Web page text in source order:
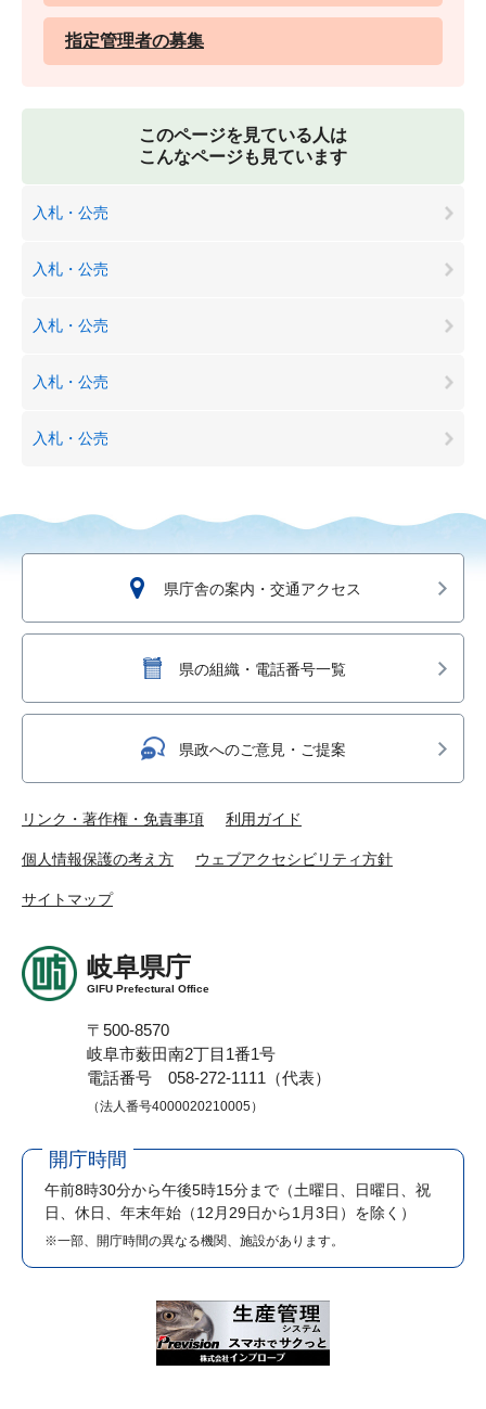
指定管理者の募集
このページを見ている人は
こんなページも見ています
入札・公売
入札・公売
入札・公売
入札・公売
入札・公売
県庁舎の案内・交通アクセス
県の組織・電話番号一覧
県政へのご意見・ご提案
リンク・著作権・免責事項 利用ガイド
個人情報保護の考え方 ウェブアクセシビリティ方針
サイトマップ
岐阜県庁
GIFU Prefectural Office
〒500-8570
岐阜市薮田南2丁目1番1号
電話番号 058-272-1111（代表）
（法人番号4000020210005）
開庁時間
午前8時30分から午後5時15分まで （土曜日、日曜日、祝
日、休日、年末年始（12月29日から1月3日）を除く）
※一部、開庁時間の異なる機関、施設があります。